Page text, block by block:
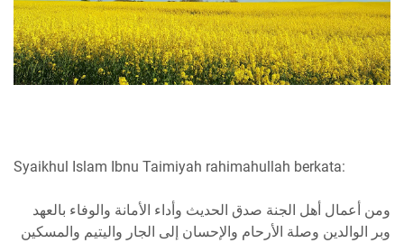
Syaikhul Islam Ibnu Taimiyah rahimahullah berkata:
‏ومن أعمال أهل الجنة صدق الحديث وأداء الأمانة والوفاء بالعهد
وبر الوالدين وصلة الأرحام والإحسان إلى الجار واليتيم والمسكين